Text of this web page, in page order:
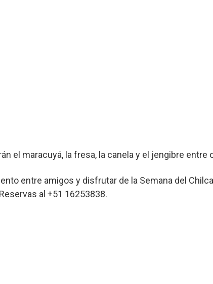
el maracuyá, la fresa, la canela y el jengibre entre
entre amigos y disfrutar de la Semana del
al +51 16253838.